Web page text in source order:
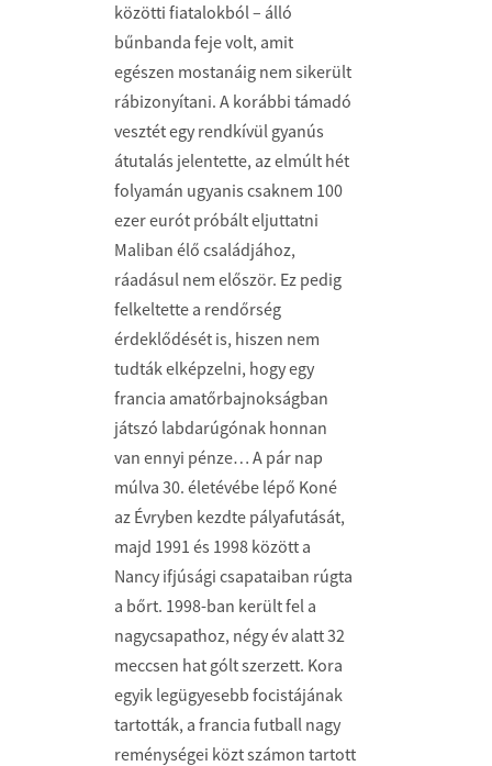
közötti fiatalokból – álló
bűnbanda feje volt, amit
egészen mostanáig nem sikerült
rábizonyítani. A korábbi támadó
vesztét egy rendkívül gyanús
átutalás jelentette, az elmúlt hét
folyamán ugyanis csaknem 100
ezer eurót próbált eljuttatni
Maliban élő családjához,
ráadásul nem először. Ez pedig
felkeltette a rendőrség
érdeklődését is, hiszen nem
tudták elképzelni, hogy egy
francia amatőrbajnokságban
játszó labdarúgónak honnan
van ennyi pénze… A pár nap
múlva 30. életévébe lépő Koné
az Évryben kezdte pályafutását,
majd 1991 és 1998 között a
Nancy ifjúsági csapataiban rúgta
a bőrt. 1998-ban került fel a
nagycsapathoz, négy év alatt 32
meccsen hat gólt szerzett. Kora
egyik legügyesebb focistájának
tartották, a francia futball nagy
reménységei közt számon tartott